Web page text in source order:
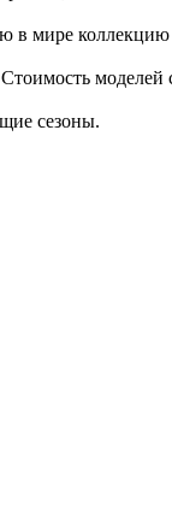
в мире
моделей
сезоны.